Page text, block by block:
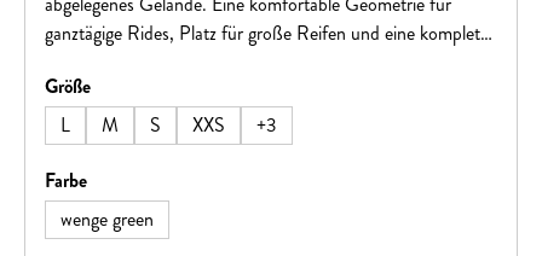
ganztägige Rides, Platz für große Reifen und eine komplett
fantastischen Option für alle Zweirad-Offroader!Hinweis:
Fahrradspezifikationen können ohne vorherige Ankündigung
geändert werden.
Größeauswählen
L
M S XXS +3
Farbeauswählen
wenge green